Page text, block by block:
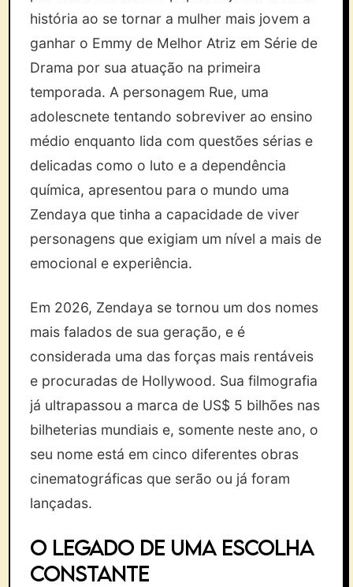
história ao se tornar a mulher mais jovem a
ganhar o Emmy de Melhor Atriz em Série de
Drama por sua atuação na primeira
temporada. A personagem Rue, uma
adolescnete tentando sobreviver ao ensino
médio enquanto lida com questões sérias e
delicadas como o luto e a dependência
química, apresentou para o mundo uma
Zendaya que tinha a capacidade de viver
personagens que exigiam um nível a mais de
emocional e experiência.
Em 2026, Zendaya se tornou um dos nomes
mais falados de sua geração, e é
considerada uma das forças mais rentáveis
e procuradas de Hollywood. Sua filmografia
já ultrapassou a marca de US$ 5 bilhões nas
bilheterias mundiais e, somente neste ano, o
seu nome está em cinco diferentes obras
cinematográficas que serão ou já foram
lançadas.
O legado de uma escolha
constante